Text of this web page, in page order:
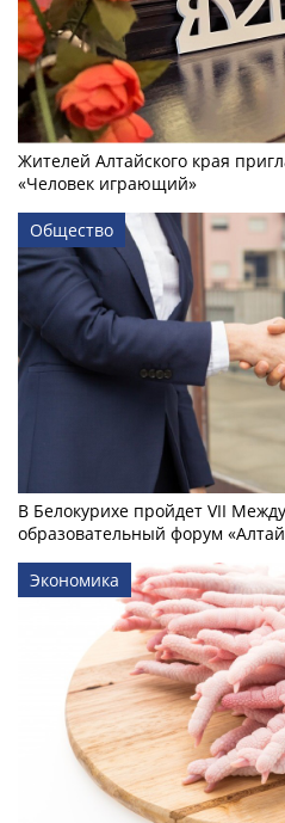
Жителей Алтайского края
«Человек играющий»
Общество
В Белокурихе пройдет VII
образовательный форум
Экономика